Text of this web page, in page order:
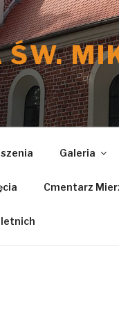
ŚW.
Galeria
Cmentarz